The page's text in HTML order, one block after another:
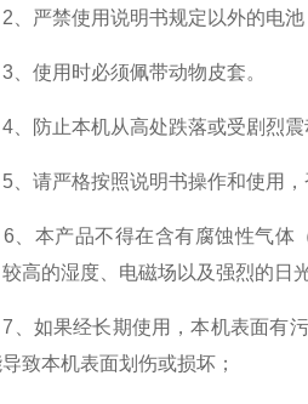
严禁使用说明书规定以外的电池
使用时必须佩带动物皮套。
防止本机从高处跌落或受剧烈震
请严格按照说明书操作和使用，
本产品不得在含有腐蚀性气体（
较高的湿度、电磁场以及强烈的日
如果经长期使用，本机表面有污
致本机表面划伤或损坏；